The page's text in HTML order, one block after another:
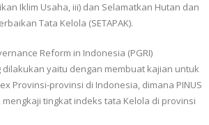
Iklim Usaha, iii) dan Selamatkan Hutan dan
Tata Kelola (SETAPAK).
Reform in Indonesia (PGRI)
dilakukan yaitu dengan membuat kajian untuk
Provinsi-provinsi di Indonesia, dimana PINUS
tingkat indeks tata Kelola di provinsi